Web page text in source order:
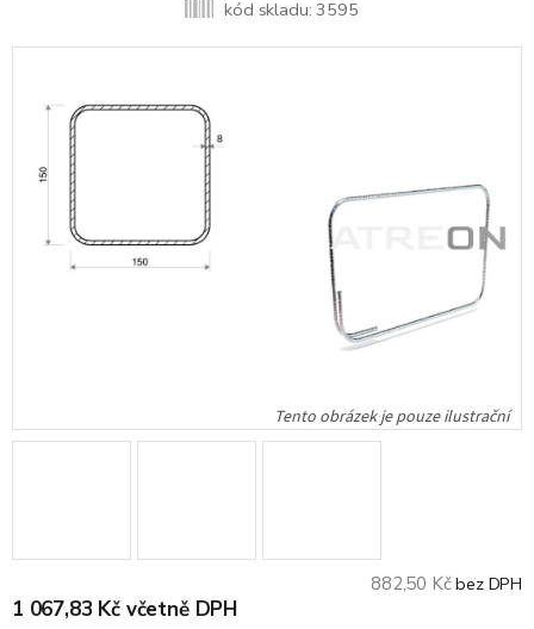
kód skladu: 3595
882,50 Kčbez DPH
1 067,83 Kč včetně DPH